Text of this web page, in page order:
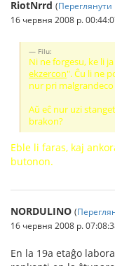
RiotNrrd (Переглянути
16 червня 2008 р.
Filu:
Ni ne forgesu, ke li
ekzercon". Ĉu li ne
nur pri malgrandeco
Aŭ eĉ nur uzi
brakon?
Eble li faras, kaj
butonon.
NORDULINO (
16 червня 2008 р.
En la 19a etaĝo